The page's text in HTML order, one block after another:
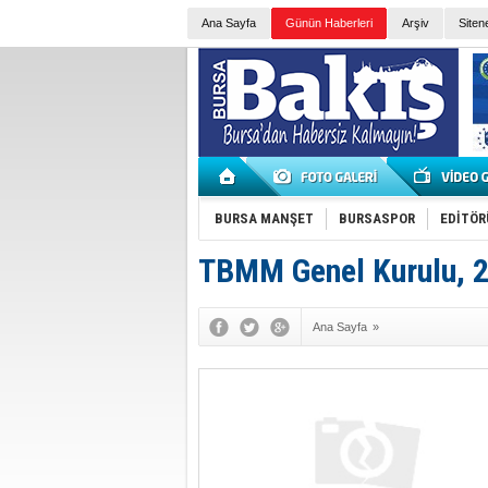
Ana Sayfa Günün Haberleri Arşiv
BURSA MANŞET BURSASPOR
TBMM Genel Kurulu,
Ana Sayfa »